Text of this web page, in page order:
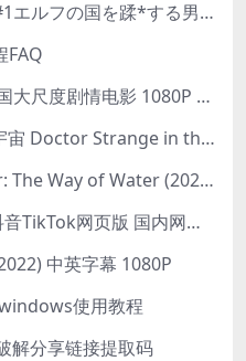
OVA巨*エルフ母娘催*#1エルフの国を蹂*する男。汚された女王と姫
FAQ
B级文件 B컷 (2022) 韩国大尺度剧情电影 1080P 中字
奇异博士2：疯狂多元宇宙 Doctor Strange in the Multiverse of Madness (2022) 高清版1080p
阿凡达：水之道 Avatar: The Way of Water (2022) 1080p 2k 4k 中文字幕
ProxiTok 开源国际版抖音TikTok网页版 国内网络直连
中英字幕 1080P
使用教程
解分享链接提取码